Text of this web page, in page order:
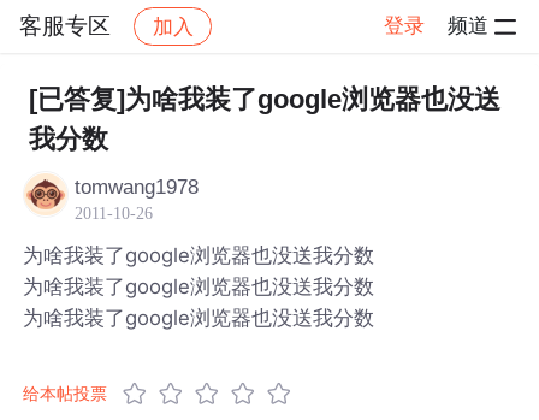
客服专区 加入 登录 频道
社区 客服专区 帖子详情
[已答复]为啥我装了google浏览器也没送
我分数
tomwang1978
2011-10-26
为啥我装了google浏览器也没送我分数
为啥我装了google浏览器也没送我分数
为啥我装了google浏览器也没送我分数
给本帖投票